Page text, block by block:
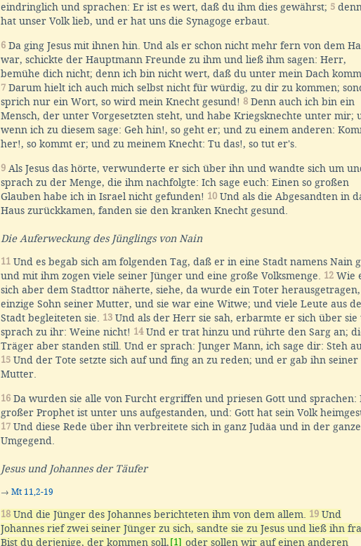
eindringlich und sprachen: Er ist es wert, daß du ihm dies gewährst; 5
hat unser Volk lieb, und er hat uns die Synagoge erbaut.
6 Da ging Jesus mit ihnen hin. Und als er schon nicht mehr fern von dem
war, schickte der Hauptmann Freunde zu ihm und ließ ihm sagen: Herr,
bemühe dich nicht; denn ich bin nicht wert, daß du unter mein Dach
7 Darum hielt ich auch mich selbst nicht für würdig, zu dir zu kommen;
sprich nur ein Wort, so wird mein Knecht gesund! 8 Denn auch ich bin ein
Mensch, der unter Vorgesetzten steht, und habe Kriegsknechte unter mir;
wenn ich zu diesem sage: Geh hin!, so geht er; und zu einem anderen:
her!, so kommt er; und zu meinem Knecht: Tu das!, so tut er's.
9 Als Jesus das hörte, verwunderte er sich über ihn und wandte sich um
sprach zu der Menge, die ihm nachfolgte: Ich sage euch: Einen so großen
Glauben habe ich in Israel nicht gefunden! 10 Und als die Abgesandten in
Haus zurückkamen, fanden sie den kranken Knecht gesund.
Die Auferweckung des Jünglings von Nain
11 Und es begab sich am folgenden Tag, daß er in eine Stadt namens Nain
und mit ihm zogen viele seiner Jünger und eine große Volksmenge. 12 Wie
sich aber dem Stadttor näherte, siehe, da wurde ein Toter
einzige Sohn seiner Mutter, und sie war eine Witwe; und viele Leute aus
Stadt begleiteten sie. 13 Und als der Herr sie sah, erbarmte er sich über sie
sprach zu ihr: Weine nicht! 14Und er trat hinzu und rührte den Sarg an;
Träger aber standen still. Und er sprach: Junger Mann, ich sage dir: Steh
15 Und der Tote setzte sich auf und fing an zu reden; und er gab ihn seiner
Mutter.
16 Da wurden sie alle von Furcht ergriffen und priesen Gott und sprachen:
großer Prophet ist unter uns aufgestanden, und: Gott hat sein Volk
17 Und diese Rede über ihn verbreitete sich in ganz Judäa und in der
Umgegend.
Jesus und Johannes der Täufer
→ Mt 11,2-19
18 Und die Jünger des Johannes berichteten ihm von dem allem. 19 Und
Johannes rief zwei seiner Jünger zu sich, sandte sie zu Jesus und ließ ihn
Bist du derjenige, der kommen soll, [1] oder sollen wir auf einen anderen